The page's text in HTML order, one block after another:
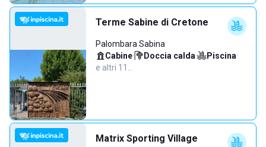
Terme Sabine di Cretone
Palombara Sabina
Cabine· Doccia calda· Piscina·
e altri 11…
Matrix Sporting Village